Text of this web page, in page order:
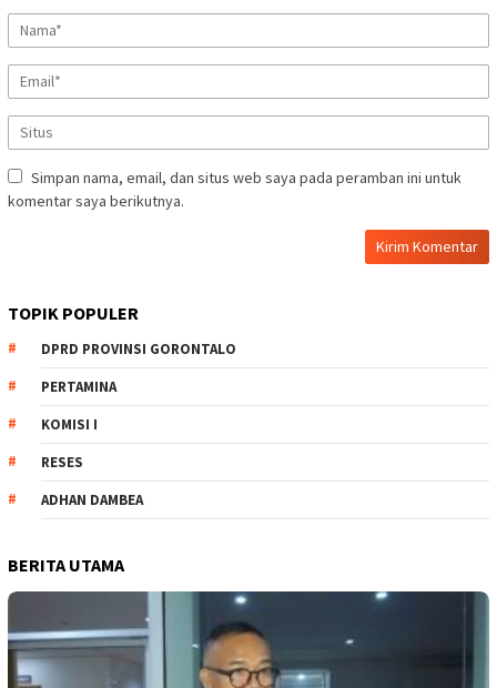
Simpan nama, email, dan situs web saya pada peramban ini untuk
komentar saya berikutnya.
TOPIK POPULER
DPRD PROVINSI GORONTALO
PERTAMINA
KOMISI I
RESES
ADHAN DAMBEA
BERITA UTAMA